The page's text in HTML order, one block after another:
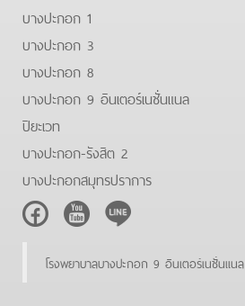
บางปะกอก 1
บางปะกอก 3
บางปะกอก 8
บางปะกอก 9 อินเตอร์เนชั่นแนล
ปิยะเวท
บางปะกอก-รังสิต 2
บางปะกอกสมุทรปราการ
FacebookYoutubeLine
โรงพยาบาลบางปะกอก 9 อินเตอร์เนชั่นแนล